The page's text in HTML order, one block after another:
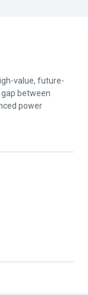
value, future-
between
power